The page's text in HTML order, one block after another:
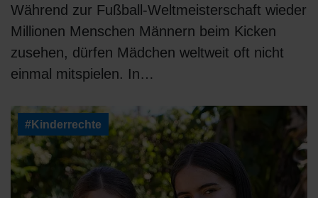
Während zur Fußball-Weltmeisterschaft wieder
Millionen Menschen Männern beim Kicken
zusehen, dürfen Mädchen weltweit oft nicht
einmal mitspielen. In…
#Kinderrechte